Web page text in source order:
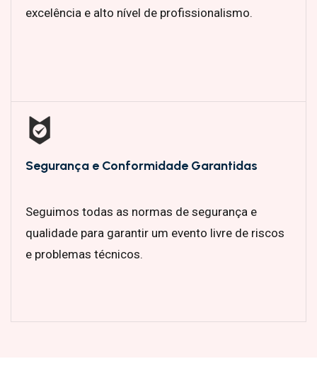
excelência e alto nível de profissionalismo.
Segurança e Conformidade Garantidas
Seguimos todas as normas de segurança e
qualidade para garantir um evento livre de riscos
e problemas técnicos.